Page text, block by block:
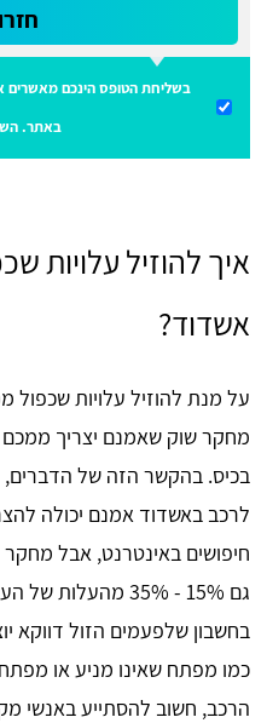
בשליחת הטופס הינכם מאשרים
באתר.
איך להוזיל עלויות
אשדוד?
על מנת להוזיל עלויות
מחקר שוק שאמנם יצריך
בכיס. בהקשר הזה של
לרכב באשדוד אמנם יכולה
חיפושים באינטרנט, אבל
גם 15% - 35%
בחשבון שלפעמים הזול דווקא
כמו מפתח שאינו מניע או
הרכב, חשוב להסתייע באנשי